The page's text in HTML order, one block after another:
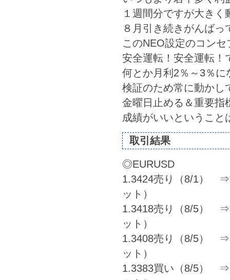
１週間分ですが大きく
８月引き続きがんば
このNEO設定のコンセ
安全運転！安全運転！
何とか月利2％～3％
検証のため常に動かし
金曜日止める＆重要指
成績がいいというこ
取引結果
◎EURUSD
1.3424売り（8/1） ⇒
ット）
1.3418売り（8/5） ⇒
ット）
1.3408売り（8/5） ⇒
ット）
1.3383買い（8/5） ⇒